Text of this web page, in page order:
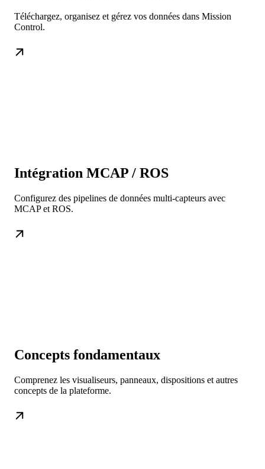
Téléchargez, organisez et gérez vos données dans Mission
Control.
Intégration MCAP / ROS
Configurez des pipelines de données multi-capteurs avec
MCAP et ROS.
Concepts fondamentaux
Comprenez les visualiseurs, panneaux, dispositions et autres
concepts de la plateforme.